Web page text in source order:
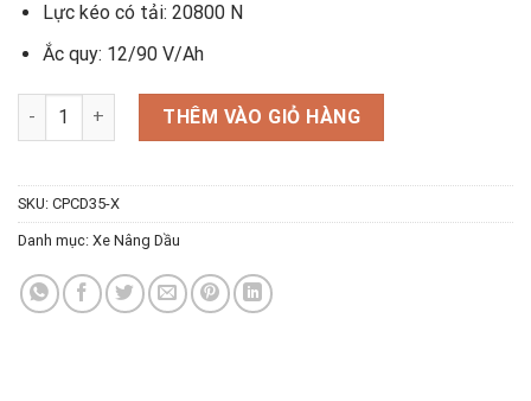
Lực kéo có tải: 20800 N
Ắc quy: 12/90 V/Ah
Xe nâng dầu 3.5 tấn dòng X số lượng
THÊM VÀO GIỎ HÀNG
SKU: CPCD35-X
Danh mục: Xe Nâng Dầu